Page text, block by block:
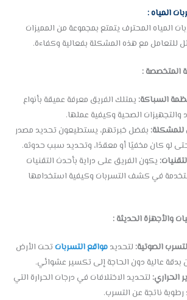
المياه :
المحترف يتمتع بمجموعة من المميزات
للتعامل مع هذه المشكلة بفعالية وكفاءة.
المتخصصة :
السباكة:يمتلك الفريق معرفة عميقة بأنواع
والتجهيزات الصحية وكيفية عملها.
بفضل خبرتهم، يستطيعون تحديد مصدر
لو كان مخفيًا أو معقدًا، وتحديد سبب حدوثه.
يكون الفريق على دراية بأحدث التقنيات
في كشف التسربات وكيفية استخدامها
والأجهزة الحديثة :
الصوتية:لتحديدمواقع التسرباتتحت الأرض
بدقة عالية دون الحاجة إلى تكسير عشوائي.
الحراري:لتحديد الاختلافات في درجات الحرارة التي
ناتجة عن التسرب.